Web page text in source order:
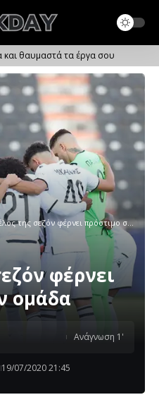
και θαυμαστά τα έργα σου
της σεζόν φέρνει πρόστιμο στην ομάδα
φέρνει
ομάδα
19/07/2020 21:45
Ανάγνωση 1'